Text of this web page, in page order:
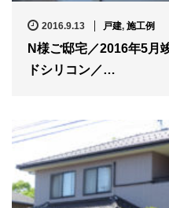
2016.9.13 戸建, 施工例
N様ご邸宅／2016年5月
ドシリコン／…